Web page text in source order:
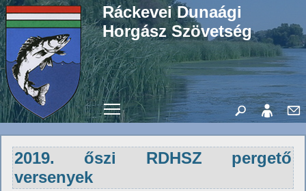
Ráckevei Dunaági
Horgász Szövetség
Toggle main menu visibility
2019. őszi RDHSZ pergető
versenyek